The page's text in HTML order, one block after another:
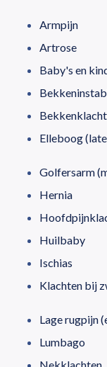
Armpijn
Artrose
Baby's en
Elleboog
Golfersarm
Hernia
Huilbaby
Ischias
Klachten bij
Lage rugpijn
Lumbago
Nekklachten